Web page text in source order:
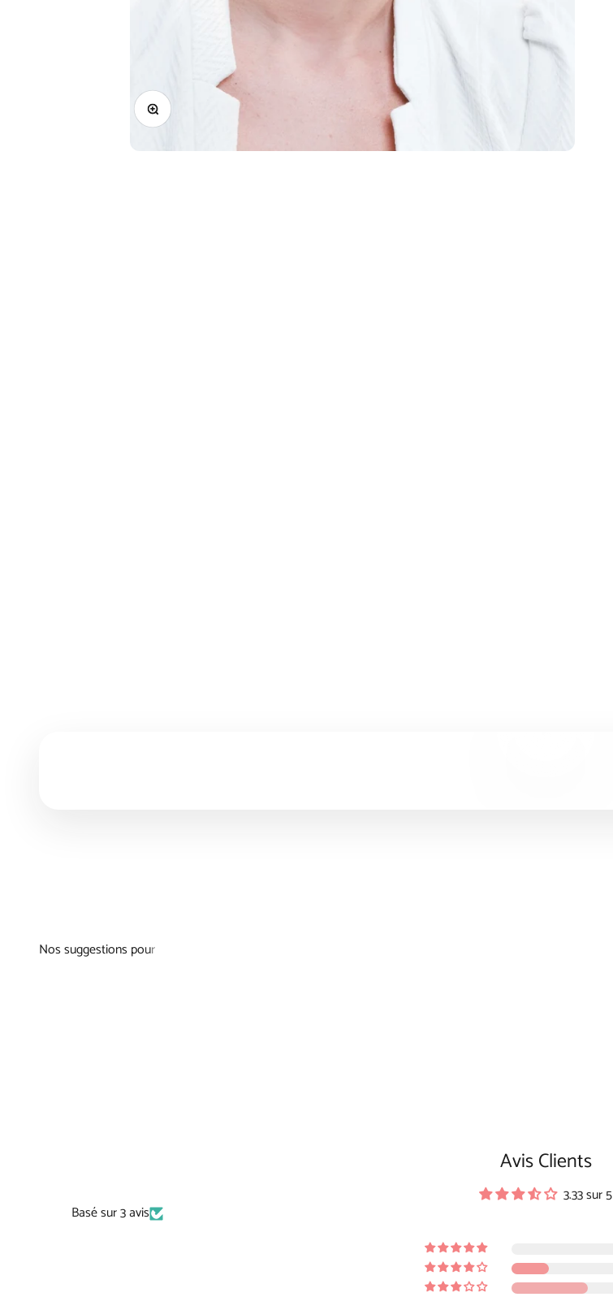
Zoomer sur l'image
Avis Clients
3.33 sur 5
Basé sur 3 avis